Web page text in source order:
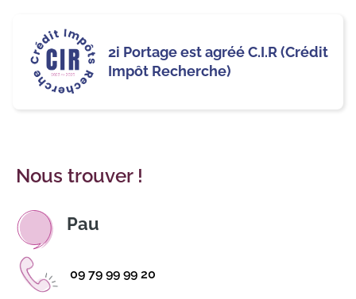
2i Portage est agréé C.I.R (Crédit
Impôt Recherche)
Nous trouver !
Pau
09 79 99 99 20